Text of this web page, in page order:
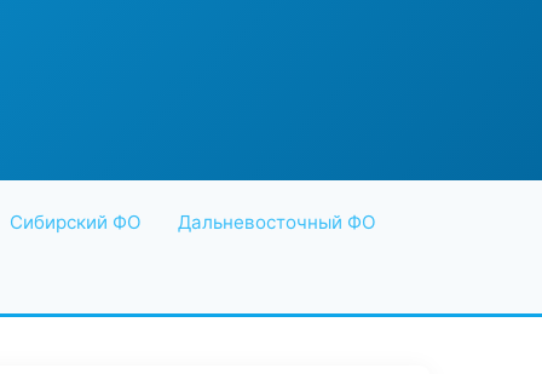
Сибирский ФО Дальневосточный ФО